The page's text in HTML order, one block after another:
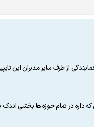
از طرف سایر مدیران این